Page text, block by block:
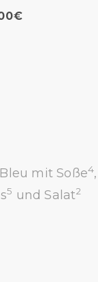
mit Soße4,
5 und Salat2